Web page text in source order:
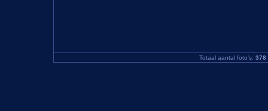
Totaal aantal foto's: 378